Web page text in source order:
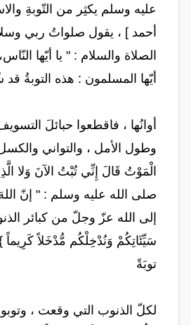
عليه وسلم يكثِر من التّوبةِ
أحمد ] ، يقول صلواتُ ربي
الصلاة والسلام : " يا أيّها
أيّها المسلمون : هذه التوبةُ
أوانُها ، فاقطعوا حبائلَ
وطول الأمل ، والتواني
الْمَوْتُ قَالَ إِنِّي تُبْتُ الآنَ وَلا
صلى الله عليه وسلم : " إنّ
إلى الله عزّ وجلّ من كبائر
سَيِّئَاتِكُمْ وَنُدْخِلْكُم مُّدْخَلاً كَرِيماً }
توبَةً
لكلّ الذنوب التي وقعت ،